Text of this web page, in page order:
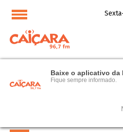
Baixe o aplicativo da
Fique sempre informado.